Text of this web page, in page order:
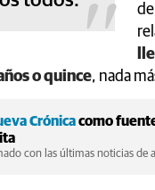
o quince, nada
Crónicacomo
con las últimas noticias de